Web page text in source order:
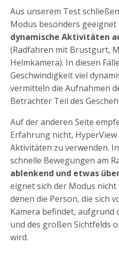
Aus unserem Test
Modus besonders
dynamische Aktivitäten
(Radfahren mit Brustgurt,
Helmkamera). In diesen
Geschwindigkeit viel
vermitteln die Aufnahmen
Betrachter Teil des
Auf der anderen Seite
Erfahrung nicht,
Aktivitäten zu verwenden.
schnelle Bewegungen am
ablenkend und etwas
eignet sich der Modus
denen die Person, die sich
Kamera befindet, aufgrund
und des großen Sichtfelds
wird.